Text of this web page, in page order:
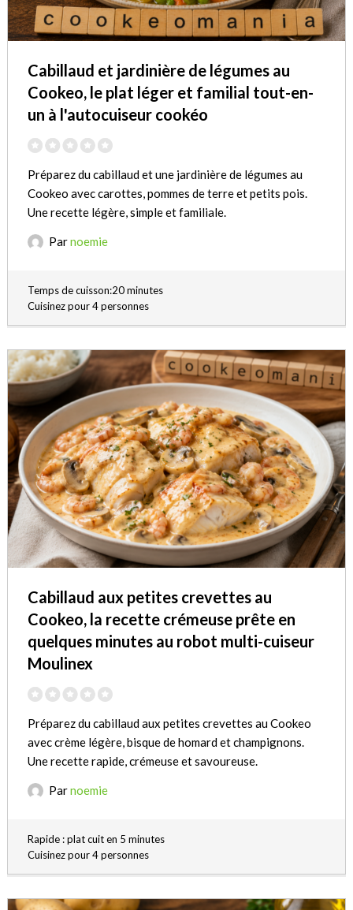
Cabillaud et jardinière de légumes au
Cookeo, le plat léger et familial tout-en-
un à l'autocuiseur cookéo
Préparez du cabillaud et une jardinière de légumes au
Cookeo avec carottes, pommes de terre et petits pois.
Une recette légère, simple et familiale.
Parnoemie
Temps de cuisson:20 minutes
Cuisinez pour 4 personnes
Cabillaud aux petites crevettes au
Cookeo, la recette crémeuse prête en
quelques minutes au robot multi-cuiseur
Moulinex
Préparez du cabillaud aux petites crevettes au Cookeo
avec crème légère, bisque de homard et champignons.
Une recette rapide, crémeuse et savoureuse.
Parnoemie
Rapide : plat cuit en 5 minutes
Cuisinez pour 4 personnes